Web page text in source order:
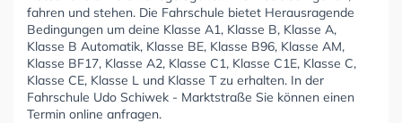
fahren und stehen. Die Fahrschule bietet Herausragende
Bedingungen um deine Klasse A1, Klasse B, Klasse A,
Klasse B Automatik, Klasse BE, Klasse B96, Klasse AM,
Klasse BF17, Klasse A2, Klasse C1, Klasse C1E, Klasse C,
Klasse CE, Klasse L und Klasse T zu erhalten. In der
Fahrschule Udo Schiwek - Marktstraße Sie können einen
Termin online anfragen.